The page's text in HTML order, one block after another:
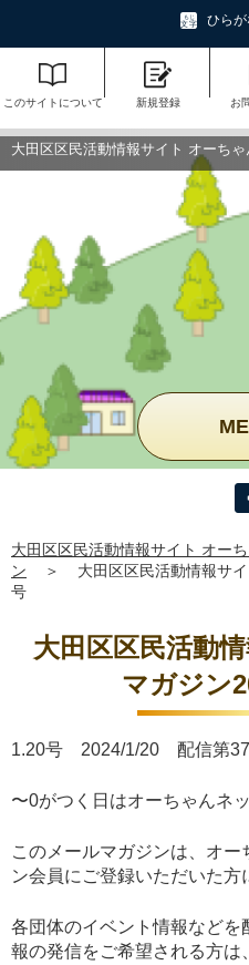
ひら
このサイトについて 新規登録 お
大田区区民活動情報サイト オーちゃ
大田区区民活動情報サイト オー
ン
＞
大田区区民活動情報サ
号
大田区区民活動
マガジン
1.20号 2024/1/20 配信第
〜0がつく日はオーちゃんネ
このメールマガジンは、オ
ン会員にご登録いただいた方
各団体のイベント情報など
報の発信をご希望される方